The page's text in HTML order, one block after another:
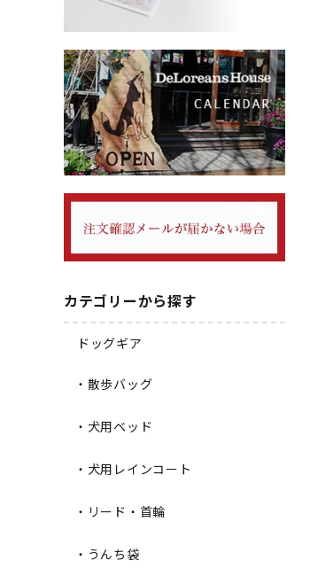
カテゴリーから探す
ドッグギア
・散歩バッグ
・犬用ベッド
・犬用レインコート
・リード・首輪
・うんち袋